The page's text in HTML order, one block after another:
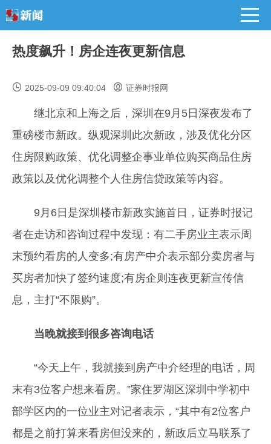
热度飙升！房企连夜更新信息
2025-09-09 09:40:04 证券时报网
继北京和上海之后，深圳在9月5日深夜发布了
重磅楼市新政。纵观深圳此次新政，涉及优化分区
住房限购政策、优化调整企事业单位购买商品住房
政策以及优化调整个人住房信贷政策等内容。
9月6日是深圳楼市新政实施首日，证券时报记
者在走访和咨询过程中发现：有二手房业主表示周
末预约看房的人变多;有房产中介表示部分卖房者与
买房者加快了签约速度;有房企则连夜更新宣传信
息，主打“不限购”。
当晚就接到很多咨询电话
“今天上午，我就接到房产中介经理的电话，周
末有3位客户想来看房。”家住罗湖区深圳中学初中
部学区内的一位业主对记者表示，“其中有2位客户
都是之前打算来看房但没来的，新政后立马联系了